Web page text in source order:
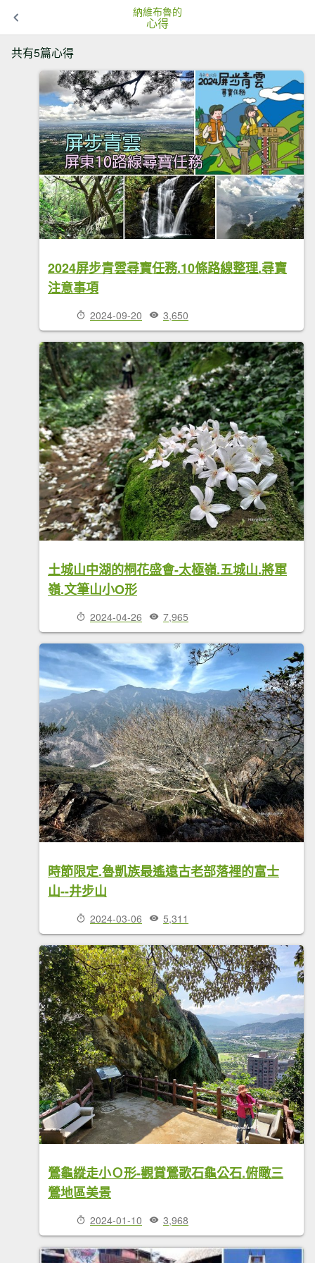
納維布魯的
心得
共有5篇心得
2024屏步青雲尋寶任務.10條路線整理.尋寶
注意事項
2024-09-20 3,650
土城山中湖的桐花盛會-太極嶺.五城山.將軍
嶺.文筆山小O形
2024-04-26 7,965
時節限定.魯凱族最遙遠古老部落裡的富士
山--井步山
2024-03-06 5,311
鶯龜縱走小Ｏ形-觀賞鶯歌石龜公石.俯瞰三
鶯地區美景
2024-01-10 3,968